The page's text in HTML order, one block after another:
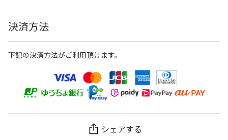
決済方法
下記の決済方法がご利用頂けます。
シェアする